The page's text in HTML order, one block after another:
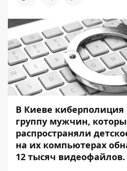
В Киеве киберполиция
группу мужчин,
распространяли
на их компьютерах
12 тысяч видеофайлов.